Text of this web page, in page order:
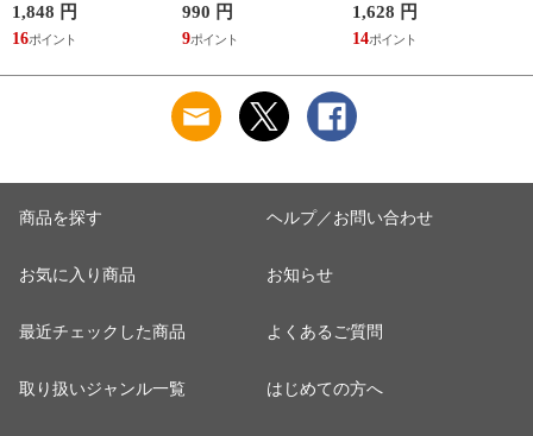
い ベーシックカラー
ゆったりメッシュメ
ンズ5本指ソックス
1,848 円
16
対応 レンジ 割れな
い 軽い 木目 Natule
レンジ手付木目椀 L
990 円
9
止 グッズ 夏 備長炭
メッシュサポーター
1,628 円
14
商品を探す
お気に入り商品
最近チェックした商品
取り扱いジャンル一覧
ヘルプ／お問い合わせ
お知らせ
よくあるご質問
はじめての方へ